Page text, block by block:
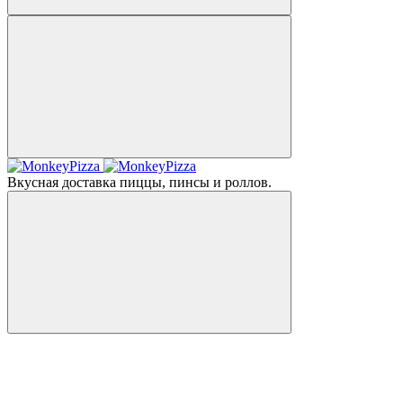
Вкусная доставка пиццы, пинсы и роллов.